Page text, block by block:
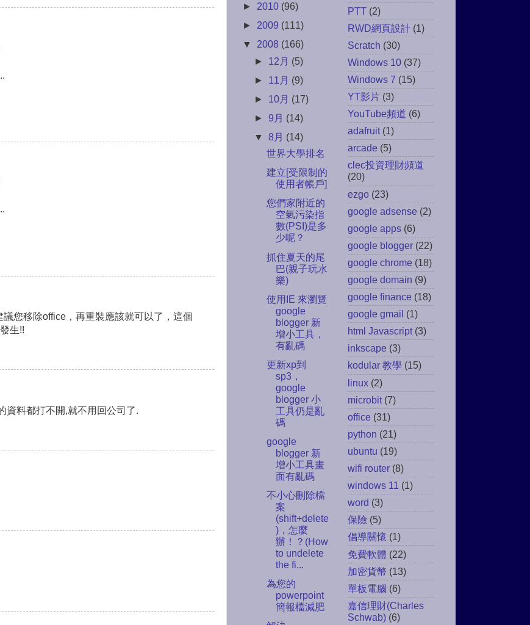
您移除office，再重裝應該就可以了，這個
生!!
資料都打不開,就不用回公司了.
► 2010 (96)
► 2009 (111)
▼ 2008 (166)
► 12月 (5)
► 11月 (9)
► 10月 (17)
►9月 (14)
▼8月 (14)
世界大學排名
建立[受限制的
使用者帳戶]
您們家附近的
空氣污染指
數(PSI)是多
少呢？
抓住夏天的尾
巴(親子玩水
樂)
使用IE 來瀏覽
google
blogger 新
增小工具，
有亂碼
更新xp到
sp3，
google
blogger 小
工具仍是亂
碼
google
blogger 新
增小工具畫
面有亂碼
不小心刪除檔
案
(shift+delete
)，怎麼
辦！？(How
to undelete
the fi...
為您的
powerpoint
簡報檔減肥
PTT (2)
RWD網頁設計 (1)
Scratch (30)
Windows 10 (37)
Windows 7 (15)
YT影片 (3)
YouTube頻道 (6)
adafruit (1)
arcade (5)
clec投資理財頻道
(20)
ezgo (23)
google adsense (2)
google apps (6)
google blogger (22)
google chrome (18)
google domain (9)
google finance (18)
google gmail (1)
html Javascript (3)
inkscape (3)
kodular 教學 (15)
linux (2)
microbit (7)
office (31)
python (21)
ubuntu (19)
wifi router (8)
windows 11 (1)
word (3)
保險 (5)
倡導關懷 (1)
免費軟體 (22)
加密貨幣 (13)
單板電腦 (6)
嘉信理財(Charles
Schwab) (6)